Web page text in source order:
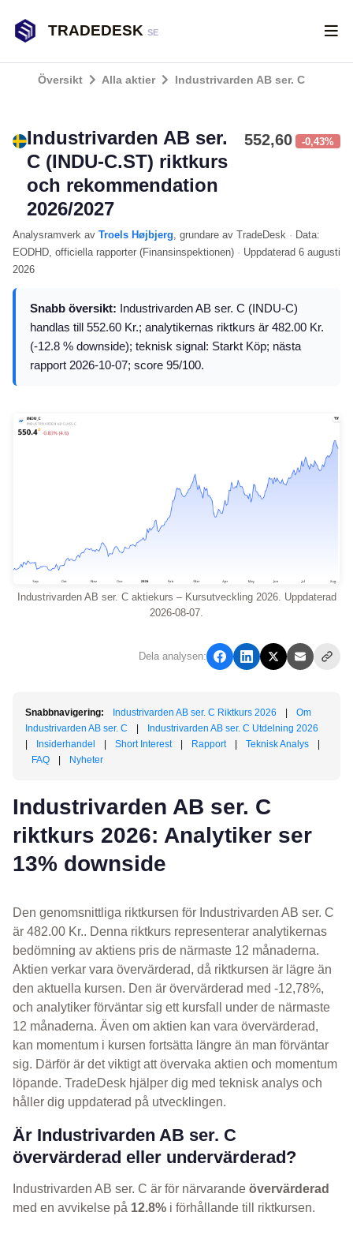
TRADEDESK SE
Översikt Alla aktier Industrivarden AB ser. C
Industrivarden AB ser.
C (INDU-C.ST) riktkurs
och rekommendation
2026/2027
552,60 -0,43%
Analysramverk av Troels Højbjerg, grundare av TradeDesk · Data:
EODHD, officiella rapporter (Finansinspektionen) · Uppdaterad 6 augusti
2026
Snabb översikt: Industrivarden AB ser. C (INDU-C)
handlas till 552.60 Kr.; analytikernas riktkurs är 482.00 Kr.
(-12.8 % downside); teknisk signal: Starkt Köp; nästa
rapport 2026-10-07; score 95/100.
Industrivarden AB ser. C aktiekurs – Kursutveckling 2026. Uppdaterad
2026-08-07.
Dela analysen:
Snabbnavigering: Industrivarden AB ser. C Riktkurs 2026
Om
Industrivarden AB ser. C
Industrivarden AB ser. C Utdelning 2026
Insiderhandel Short Interest Rapport Teknisk Analys
FAQ
Nyheter
Industrivarden AB ser. C
riktkurs 2026: Analytiker ser
13% downside
Den genomsnittliga riktkursen för Industrivarden AB ser. C
är 482.00 Kr.. Denna riktkurs representerar analytikernas
bedömning av aktiens pris de närmaste 12 månaderna.
Aktien verkar vara övervärderad, då riktkursen är lägre än
den aktuella kursen. Den är övervärderad med -12,78%,
och analytiker förväntar sig ett kursfall under de närmaste
12 månaderna. Även om aktien kan vara övervärderad,
kan momentum i kursen fortsätta längre än man förväntar
sig. Därför är det viktigt att övervaka aktien och momentum
löpande. TradeDesk hjälper dig med teknisk analys och
håller dig uppdaterad på utvecklingen.
Är Industrivarden AB ser. C
övervärderad eller undervärderad?
Industrivarden AB ser. C är för närvarande övervärderad
med en avvikelse på 12.8% i förhållande till riktkursen.